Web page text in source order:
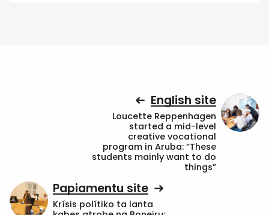
English site
Loucette Reppenhagen
started a mid-level
creative vocational
program in Aruba: “These
students mainly want to do
things”
Papiamentu site
Krísis polítiko ta lanta